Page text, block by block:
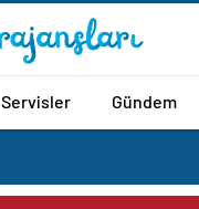
Servisler Gündem